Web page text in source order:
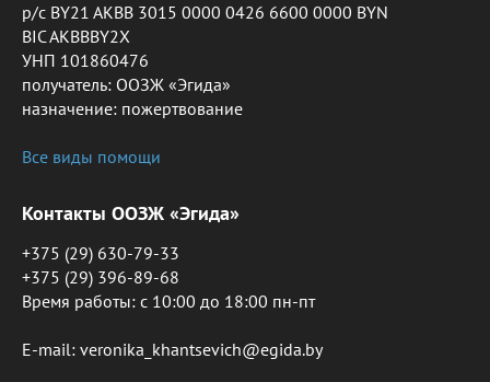
р/с BY21 AKBB 3015 0000 0426 6600 0000 BYN
BIC AKBBBY2X
УНП 101860476
получатель: ООЗЖ «Эгида»
назначение: пожертвование
Все виды помощи
Контакты ООЗЖ «Эгида»
+375 (29) 630-79-33
+375 (29) 396-89-68
Время работы: c 10:00 до 18:00 пн-пт
E-mail: veronika_khantsevich@egida.by